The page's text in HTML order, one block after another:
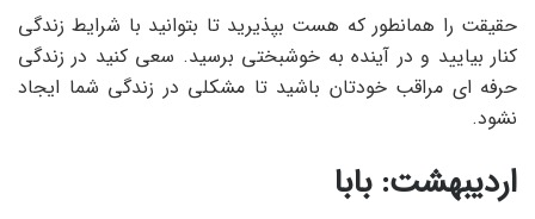
حقیقت را همانطور که هست بپذیرید تا بتوانید با شرایط زندگی
کنار بیایید و در آینده به خوشبختی برسید. سعی کنید در زندگی
حرفه ای مراقب خودتان باشید تا مشکلی در زندگی شما ایجاد
نشود.
اردیبهشت: بابا